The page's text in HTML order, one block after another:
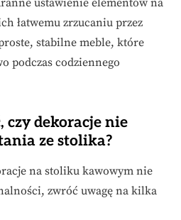
łatwemu zrzucaniu przez
stabilne meble, które
podczas codziennego
dekoracje nie
ze stolika?
na stoliku kawowym nie
zwróć uwagę na kilka